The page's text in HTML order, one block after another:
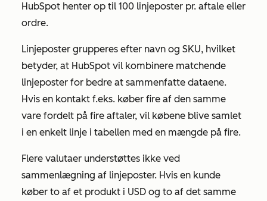
HubSpot henter op til 100 linjeposter pr. aftale eller
ordre.
Linjeposter grupperes efter navn og SKU, hvilket
betyder, at HubSpot vil kombinere matchende
linjeposter for bedre at sammenfatte dataene.
Hvis en kontakt f.eks. køber fire af den samme
vare fordelt på fire aftaler, vil købene blive samlet
i en enkelt linje i tabellen med en mængde på fire.
Flere valutaer understøttes ikke ved
sammenlægning af linjeposter. Hvis en kunde
køber to af et produkt i USD og to af det samme